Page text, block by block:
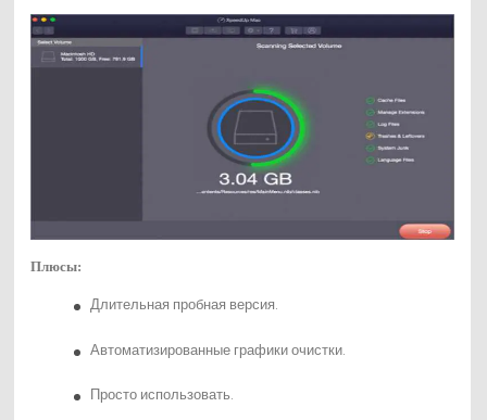
Плюсы:
Длительная пробная версия.
Автоматизированные графики очистки.
Просто использовать.